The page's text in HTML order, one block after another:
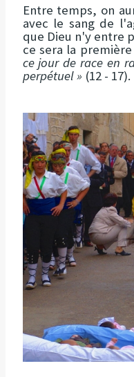
Entre temps, on
avec le sang de
que Dieu n'y entre
ce sera la
ce jour de race en
perpétuel » (12 - 17).